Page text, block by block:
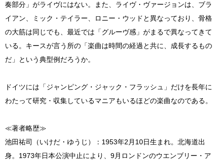
奏部分」がライヴにはない。また、ライヴ・ヴァージョンは、ブラ
イアン、ミック・テイラー、ロニー・ウッドと異なっており、骨格
の大筋は同じでも、最近では「グルーヴ感」がまるで異なってきて
いる。キースが言う所の「楽曲は時間の経過と共に、成長するもの
だ」という典型例だろうか。
ドイツには「ジャンピング・ジャック・フラッシュ」だけを長年に
わたって研究・収集しているマニアもいるほどの楽曲なのである。
≪著者略歴≫
池田祐司（いけだ・ゆうじ）：1953年2月10日生まれ。北海道出
身。1973年日本公演中止により、9月ロンドンのウエンブリー・ア